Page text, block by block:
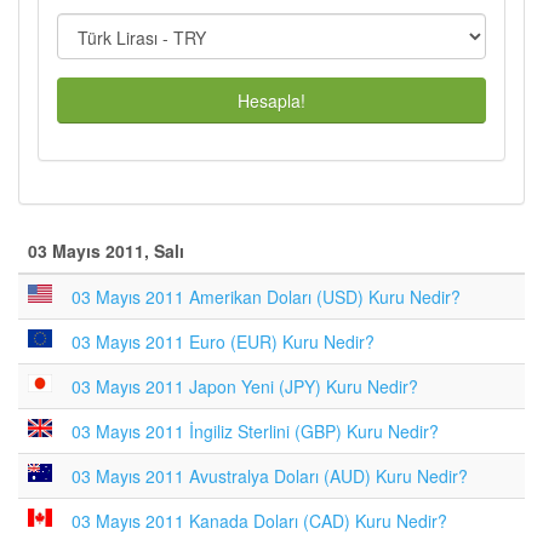
Hesapla!
03 Mayıs 2011, Salı
03 Mayıs 2011 Amerikan Doları (USD) Kuru Nedir?
03 Mayıs 2011 Euro (EUR) Kuru Nedir?
03 Mayıs 2011 Japon Yeni (JPY) Kuru Nedir?
03 Mayıs 2011 İngiliz Sterlini (GBP) Kuru Nedir?
03 Mayıs 2011 Avustralya Doları (AUD) Kuru Nedir?
03 Mayıs 2011 Kanada Doları (CAD) Kuru Nedir?